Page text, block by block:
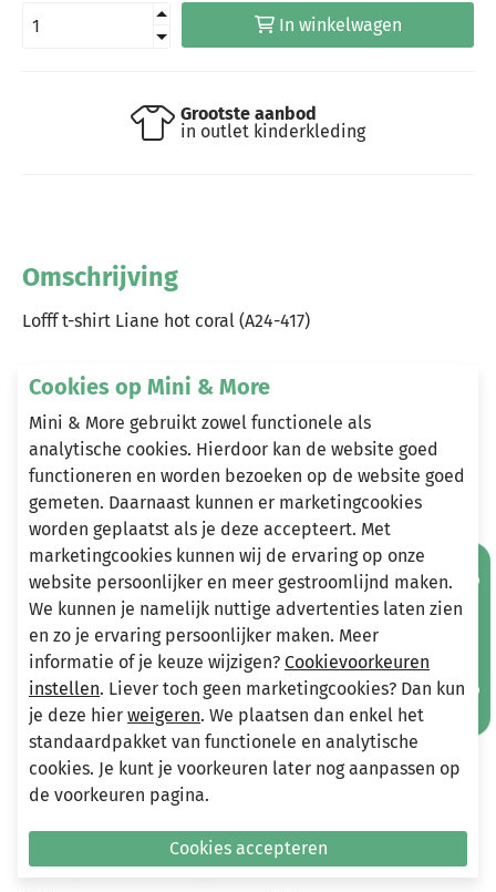
In winkelwagen
Grootste aanbod
in outlet kinderkleding
Omschrijving
Lofff t-shirt Liane hot coral (A24-417)
Heeft u vragen?
Stuur een e-mail
info@miniandmore.nl
Andere bekeken ook
Wellicht ook iets voor jou?
-80% -70% Mis geen aanbiedingen!
Cookies op Mini & More
Mini & More gebruikt zowel functionele als
analytische cookies. Hierdoor kan de website goed
functioneren en worden bezoeken op de website goed
gemeten. Daarnaast kunnen er marketingcookies
worden geplaatst als je deze accepteert. Met
marketingcookies kunnen wij de ervaring op onze
website persoonlijker en meer gestroomlijnd maken.
We kunnen je namelijk nuttige advertenties laten zien
en zo je ervaring persoonlijker maken. Meer
informatie of je keuze wijzigen? Cookievoorkeuren
instellen. Liever toch geen marketingcookies? Dan kun
je deze hier weigeren. We plaatsen dan enkel het
standaardpakket van functionele en analytische
cookies. Je kunt je voorkeuren later nog aanpassen op
de voorkeuren pagina.
Cookies accepteren